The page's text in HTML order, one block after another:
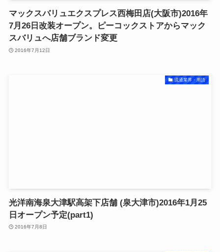
マックスバリュエクスプレス西梅田店(大阪市)2016年
7月26日改装オープン。ピーコックストアからマック
スバリュへ店舗ブランド変更
2016年7月12日
流通業界・用語
光洋南海泉大津駅高架下店舗 (泉大津市)2016年1月25
日オープン予定(part1)
2016年7月8日